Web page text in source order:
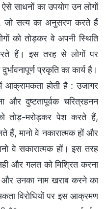
साधनों का उपयोग उन लोगों
जो सत्य का अनुसरण करते हैं
को तोड़कर वे अपनी स्थिति
हैं। इस तरह से लोगों पर
प्रकृति का कार्य है।
होती है : उजागर
और दुष्टतापूर्वक चरित्रहनन
तोड़-मरोड़कर पेश करते हैं,
हैं, मानो वे नकारात्मक हों और
वे सकारात्मक हों। इस तरह
और गलत को मिश्रित करना
और उनका नाम खराब करने का
विरोधियों पर इस आक्रमण